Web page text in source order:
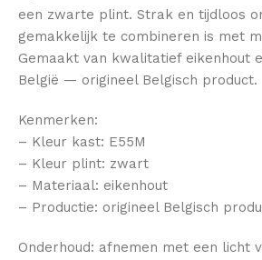
een zwarte plint. Strak en tijdloos
gemakkelijk te combineren is met
Gemaakt van kwalitatief eikenhout
België — origineel Belgisch product.
Kenmerken:
– Kleur kast: E55M
– Kleur plint: zwart
– Materiaal: eikenhout
– Productie: origineel Belgisch
Onderhoud: afnemen met een licht